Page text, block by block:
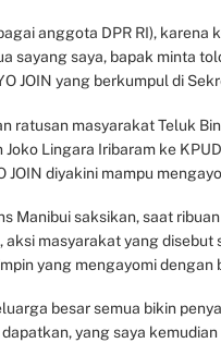
anggota DPR RI),
sayang saya, bapak minta
JOIN yang berkumpul di
ratusan masyarakat Teluk
Joko Lingara Iribaram ke
JOIN diyakini mampu
Manibui saksikan, saat
masyarakat yang
yang mengayomi
besar semua bikin
yang saya